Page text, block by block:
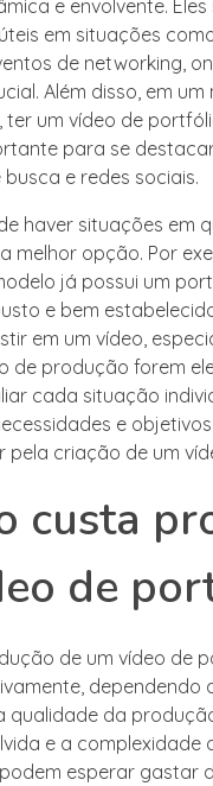
e envolvente. Eles
em situações
de networking,
Além disso, em
ter um vídeo de
para se
e redes sociais.
haver situações em
melhor opção. Por
já possui um
e bem
em um vídeo,
de produção forem
cada situação
e
pela criação de um
custa
de
de um vídeo de
dependendo
qualidade da
e a complexidade
esperar gastar